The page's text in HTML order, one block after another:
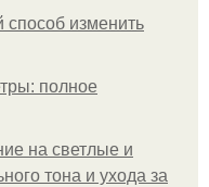
способ изменить
полное
на светлые и
тона и ухода за